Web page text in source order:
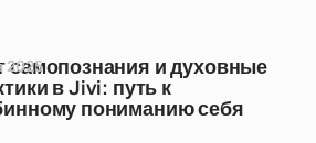
самопознания и духовные
в Jivi: путь к
пониманию себя
2025